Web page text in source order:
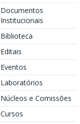
Documentos
Institucionais
Biblioteca
Editais
Eventos
Laboratórios
Núcleos e Comissões
Cursos